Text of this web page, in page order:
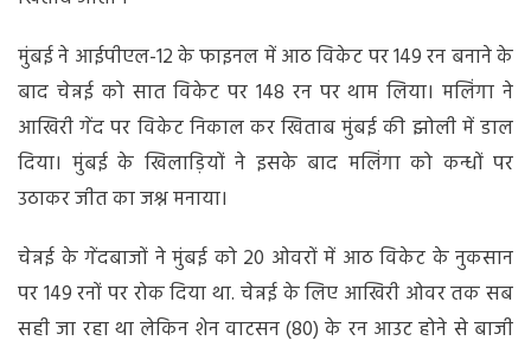
मुंबई ने आईपीएल-12 के फाइनल में आठ विकेट पर 149 रन बनाने के
बाद चेन्नई को सात विकेट पर 148 रन पर थाम लिया। मलिंगा ने
आखिरी गेंद पर विकेट निकाल कर खिताब मुंबई की झोली में डाल
दिया। मुंबई के खिलाड़ियों ने इसके बाद मलिंगा को कन्धों पर
उठाकर जीत का जश्न मनाया।
चेन्नई के गेंदबाजों ने मुंबई को 20 ओवरों में आठ विकेट के नुकसान
पर 149 रनों पर रोक दिया था. चेन्नई के लिए आखिरी ओवर तक सब
सही जा रहा था लेकिन शेन वाटसन (80) के रन आउट होने से बाजी